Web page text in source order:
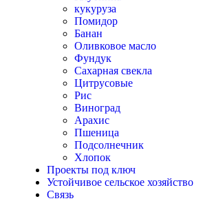
кукуруза
Помидор
Банан
Оливковое масло
Фундук
Сахарная свекла
Цитрусовые
Рис
Виноград
Арахис
Пшеница
Подсолнечник
Хлопок
Проекты под ключ
Устойчивое сельское хозяйство
Связь